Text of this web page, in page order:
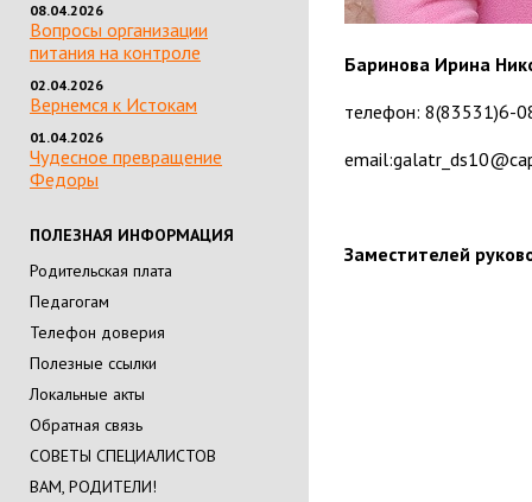
08.04.2026
Вопросы организации
питания на контроле
02.04.2026
Вернемся к Истокам
01.04.2026
Чудесное превращение
Федоры
ПОЛЕЗНАЯ ИНФОРМАЦИЯ
Родительская плата
Педагогам
Телефон доверия
Полезные ссылки
Локальные акты
Обратная связь
СОВЕТЫ СПЕЦИАЛИСТОВ
ВАМ, РОДИТЕЛИ!
Баринова Ирина
телефон: 8(83531)6-
Заместителей